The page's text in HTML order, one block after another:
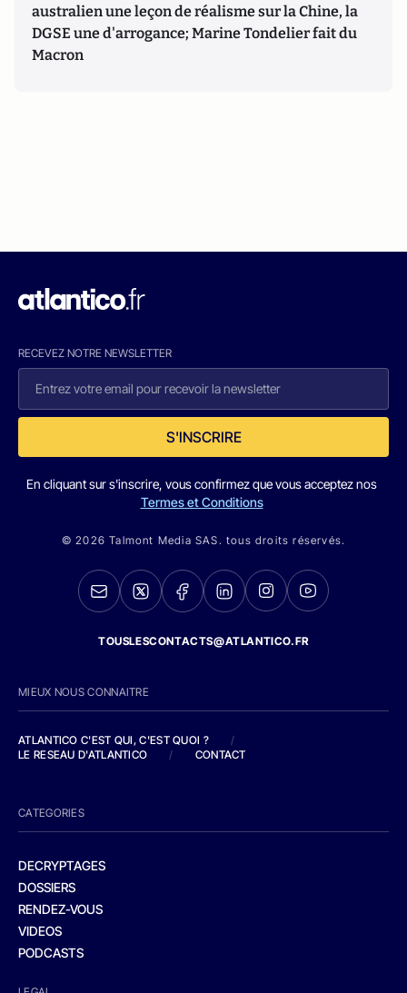
australien une leçon de réalisme sur la Chine, la
DGSE une d'arrogance; Marine Tondelier fait du
Macron
RECEVEZ NOTRE NEWSLETTER
S'INSCRIRE
En cliquant sur s'inscrire, vous confirmez que vous acceptez nos
Termes et Conditions
© 2026 Talmont Media SAS. tous droits réservés.
TOUSLESCONTACTS@ATLANTICO.FR
MIEUX NOUS CONNAITRE
ATLANTICO C'EST QUI, C'EST QUOI ?
/
LE RESEAU D'ATLANTICO
/ CONTACT
CATEGORIES
DECRYPTAGES
DOSSIERS
RENDEZ-VOUS
VIDEOS
PODCASTS